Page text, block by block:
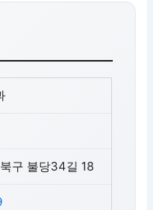
구 불당34길 18